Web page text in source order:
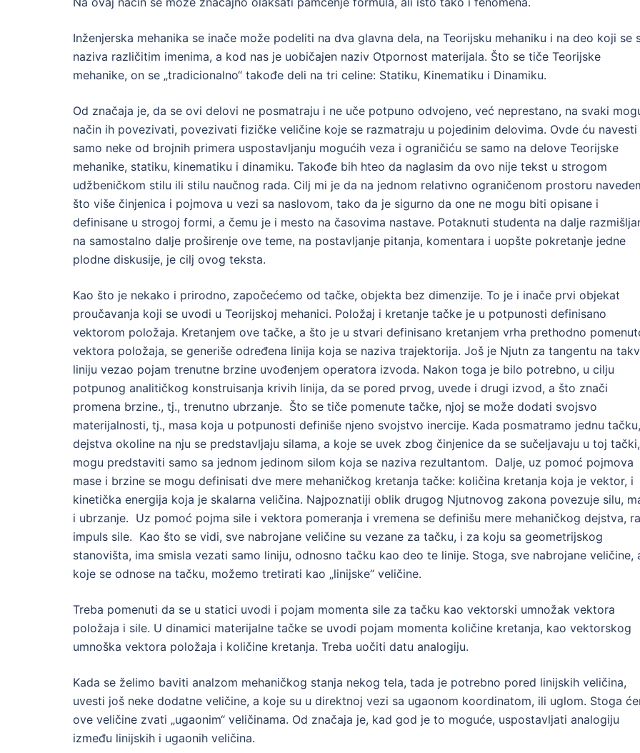
Inženjerska mehanika se inače može podeliti na dva glavna dela, na Teorijsku mehaniku i na deo koji se
naziva različitim imenima, a kod nas je uobičajen naziv Otpornost materijala. Što se tiče Teorijske
mehanike, on se „tradicionalno“ takođe deli na tri celine: Statiku, Kinematiku i Dinamiku.
Od značaja je, da se ovi delovi ne posmatraju i ne uče potpuno odvojeno, već neprestano, na svaki
način ih povezivati, povezivati fizičke veličine koje se razmatraju u pojedinim delovima. Ovde ću navesti
samo neke od brojnih primera uspostavljanju mogućih veza i ograničiću se samo na delove Teorijske
mehanike, statiku, kinematiku i dinamiku. Takođe bih hteo da naglasim da ovo nije tekst u strogom
udžbeničkom stilu ili stilu naučnog rada. Cilj mi je da na jednom relativno ograničenom prostoru
što više činjenica i pojmova u vezi sa naslovom, tako da je sigurno da one ne mogu biti opisane i
definisane u strogoj formi, a čemu je i mesto na časovima nastave. Potaknuti studenta na dalje
na samostalno dalje proširenje ove teme, na postavljanje pitanja, komentara i uopšte pokretanje jedne
plodne diskusije, je cilj ovog teksta.
Kao što je nekako i prirodno, započećemo od tačke, objekta bez dimenzije. To je i inače prvi objekat
proučavanja koji se uvodi u Teorijskoj mehanici. Položaj i kretanje tačke je u potpunosti definisano
vektorom položaja. Kretanjem ove tačke, a što je u stvari definisano kretanjem vrha prethodno
vektora položaja, se generiše određena linija koja se naziva trajektorija. Još je Njutn za tangentu na
liniju vezao pojam trenutne brzine uvođenjem operatora izvoda. Nakon toga je bilo potrebno, u cilju
potpunog analitičkog konstruisanja krivih linija, da se pored prvog, uvede i drugi izvod, a što znači
promena brzine., tj., trenutno ubrzanje. Što se tiče pomenute tačke, njoj se može dodati svojsvo
materijalnosti, tj., masa koja u potpunosti definiše njeno svojstvo inercije. Kada posmatramo jednu tačku,
dejstva okoline na nju se predstavljaju silama, a koje se uvek zbog činjenice da se sučeljavaju u toj tački,
mogu predstaviti samo sa jednom jedinom silom koja se naziva rezultantom. Dalje, uz pomoć pojmova
mase i brzine se mogu definisati dve mere mehaničkog kretanja tačke: količina kretanja koja je vektor, i
kinetička energija koja je skalarna veličina. Najpoznatiji oblik drugog Njutnovog zakona povezuje silu,
i ubrzanje. Uz pomoć pojma sile i vektora pomeranja i vremena se definišu mere mehaničkog dejstva,
impuls sile. Kao što se vidi, sve nabrojane veličine su vezane za tačku, i za koju sa geometrijskog
stanovišta, ima smisla vezati samo liniju, odnosno tačku kao deo te linije. Stoga, sve nabrojane veličine,
koje se odnose na tačku, možemo tretirati kao „linijske“ veličine.
Treba pomenuti da se u statici uvodi i pojam momenta sile za tačku kao vektorski umnožak vektora
položaja i sile. U dinamici materijalne tačke se uvodi pojam momenta količine kretanja, kao vektorskog
umnoška vektora položaja i količine kretanja. Treba uočiti datu analogiju.
Kada se želimo baviti analzom mehaničkog stanja nekog tela, tada je potrebno pored linijskih veličina,
uvesti još neke dodatne veličine, a koje su u direktnoj vezi sa ugaonom koordinatom, ili uglom. Stoga
ove veličine zvati „ugaonim“ veličinama. Od značaja je, kad god je to moguće, uspostavljati analogiju
između linijskih i ugaonih veličina.